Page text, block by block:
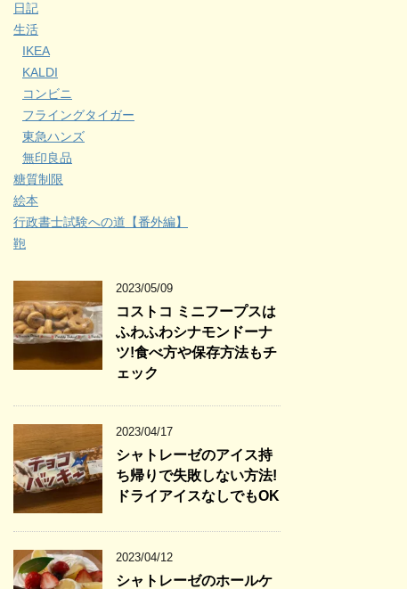
日記
生活
IKEA
KALDI
コンビニ
フライングタイガー
東急ハンズ
無印良品
糖質制限
絵本
行政書士試験への道【番外編】
鞄
2023/05/09
コストコ ミニフープスは
ふわふわシナモンドーナ
ツ!食べ方や保存方法もチ
ェック
2023/04/17
シャトレーゼのアイス持
ち帰りで失敗しない方法!
ドライアイスなしでもOK
2023/04/12
シャトレーゼのホールケ